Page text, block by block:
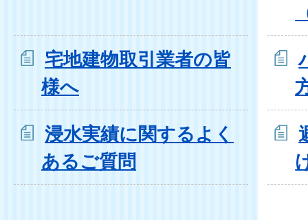
宅地建物取引業者の皆
様へ
浸水実績に関するよく
あるご質問